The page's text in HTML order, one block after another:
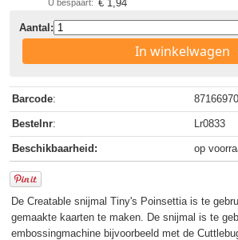
U bespaart: € 1,94
Aantal:
In winkelwagen
Barcode:
Bestelnr: Lr0833
Beschikbaarheid: op
De Creatable snijmal Tiny's Poinsettia is te
gemaakte kaarten te maken. De snijmal is te
embossingmachine bijvoorbeeld met de